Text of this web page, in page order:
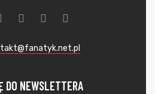
DO NEWSLETTERA